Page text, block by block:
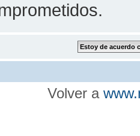
Volver a